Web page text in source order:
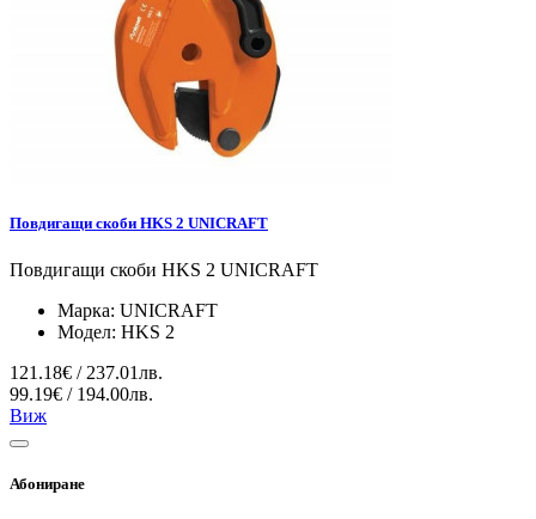
Повдигащи скоби HKS 2 UNICRAFT
Повдигащи скоби HKS 2 UNICRAFT
Марка: UNICRAFT
Модел: HKS 2
121.18€ / 237.01лв.
99.19€ / 194.00лв.
Виж
Абониране